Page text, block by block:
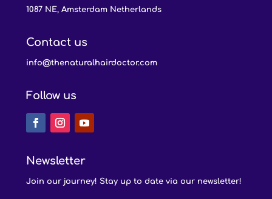
1087 NE, Amsterdam Netherlands
Contact us
info@thenaturalhairdoctor.com
Follow us
Newsletter
Join our journey! Stay up to date via our newsletter!